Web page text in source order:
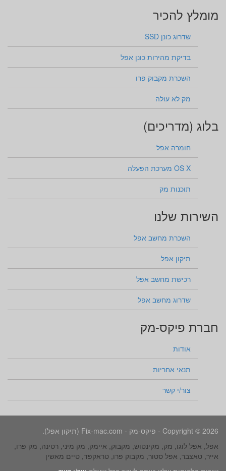
מומלץ להכיר
שדרוג כונן SSD
בדיקת מהירות כונן אפל
השכרת מקבוק פרו
מק לא עולה
בלוג (מדריכים)
חומרה אפל
OS X מערכת הפעלה
תוכנות מק
השירות שלנו
השכרת מחשב אפל
תיקון אפל
רכישת מחשב אפל
שדרוג מחשב אפל
חברת פיקס-מק
אודות
תנאי אחריות
צור/י קשר
Copyright © 2026 - פיקס-מק - Fix-mac.com (תיקון אפל).
אפל, אפל לוגו, מק, מקינטוש, מקבוק, איימק, מק מיני, רטינה, מק פרו,
אייר, טאצבר, אפל סטור, מקבוק פרו, טראקפד, טיים מאשין